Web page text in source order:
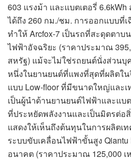
603 แรงม้า และแบตเตอรี่
ได้ถึง 260 กม./ชม. การออกแบบที่
ทำให้ Arcfox-7 เป็นรถที่สะดุดตาบ
ไฟฟ้าอัจฉริยะ (ราคาประมาณ
สหรัฐ) แม้จะไม่ใช่รถยนต์นั่งส่วนบุ
หนึ่งในยานยนต์ที่แพงที่สุดที่ผลิตใน
แบบ Low-floor ที่มีขนาดใหญ่และ
เป็นผู้นำด้านยานยนต์ไฟฟ้าและแบ
ที่ประหยัดพลังงานและเป็นมิตรต่อ
แสดงให้เห็นถึงต้นทุนในการผลิตเ
ระบบขับเคลื่อนไฟฟ้าขั้นสูง
อนาคต (ราคาประมาณ 125,000 เ